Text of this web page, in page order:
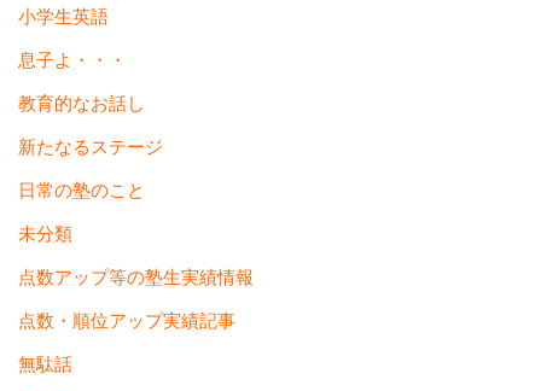
小学生英語
息子よ・・・
教育的なお話し
新たなるステージ
日常の塾のこと
未分類
点数アップ等の塾生実績情報
点数・順位アップ実績記事
無駄話